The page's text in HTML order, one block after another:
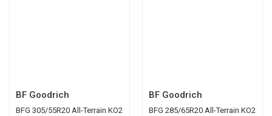
BF Goodrich
BFG 305/55R20 All-Terrain KO2
BF Goodrich
BFG 285/65R20 All-Terrain KO2